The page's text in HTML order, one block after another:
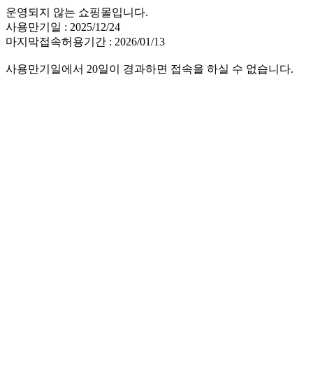
운영되지 않는 쇼핑몰입니다.
사용만기일 : 2025/12/24
마지막접속허용기간 : 2026/01/13
사용만기일에서 20일이 경과하면 접속을 하실 수 없습니다.